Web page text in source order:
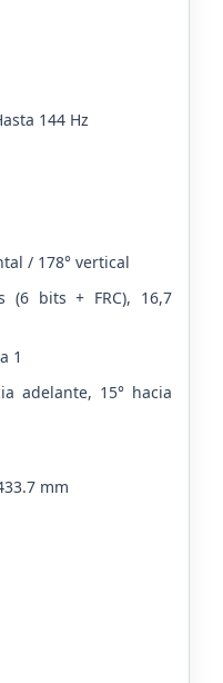
144 Hz
/ 178° vertical
(6 bits + FRC), 16,7
1
adelante, 15° hacia
mm